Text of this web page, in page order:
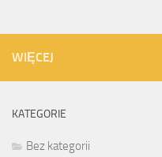
WIĘCEJ
KATEGORIE
Bez kategorii